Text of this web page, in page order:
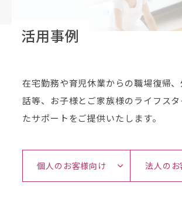
活用事例
在宅勤務や育児休業からの職場復帰
話等、お子様とご家族様のライフス
たサポートをご提供いたします。
個人のお客様向け 法人の